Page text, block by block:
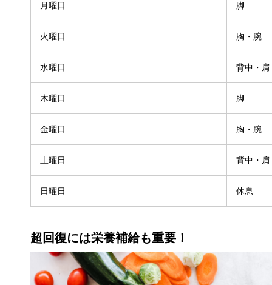
月曜日 脚
火曜日 胸・腕
水曜日 背中・肩
木曜日 脚
金曜日 胸・腕
土曜日 背中・肩
日曜日 休息
超回復には栄養補給も重要！